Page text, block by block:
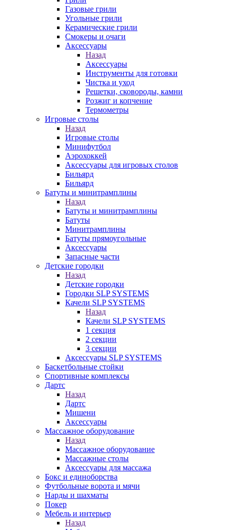
Газовые грили
Угольные грили
Керамические грили
Смокеры и очаги
Аксессуары
Назад
Аксессуары
Инструменты для готовки
Чистка и уход
Решетки, сковороды, камни
Розжиг и копчение
Термометры
Игровые столы
Назад
Игровые столы
Минифутбол
Аэрохоккей
Аксессуары для игровых столов
Бильяpд
Бильяpд
Батуты и минитрамплины
Назад
Батуты и минитрамплины
Батуты
Минитрамплины
Батуты прямоугольные
Аксессуары
Запасные части
Детские городки
Назад
Детские городки
Городки SLP SYSTEMS
Качели SLP SYSTEMS
Назад
Качели SLP SYSTEMS
1 секция
2 секции
3 секции
Аксессуары SLP SYSTEMS
Баскетбольные стойки
Спортивные комплексы
Дартс
Назад
Дартс
Мишени
Аксессуары
Массажное оборудование
Назад
Массажное оборудование
Массажные столы
Аксессуары для массажа
Бокс и единоборства
Футбольные ворота и мячи
Нарды и шахматы
Покер
Мебель и интерьер
Назад